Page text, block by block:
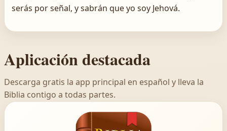
serás por señal, y sabrán que yo soy Jehová.
Aplicación destacada
Descarga gratis la app principal en español y lleva la
Biblia contigo a todas partes.